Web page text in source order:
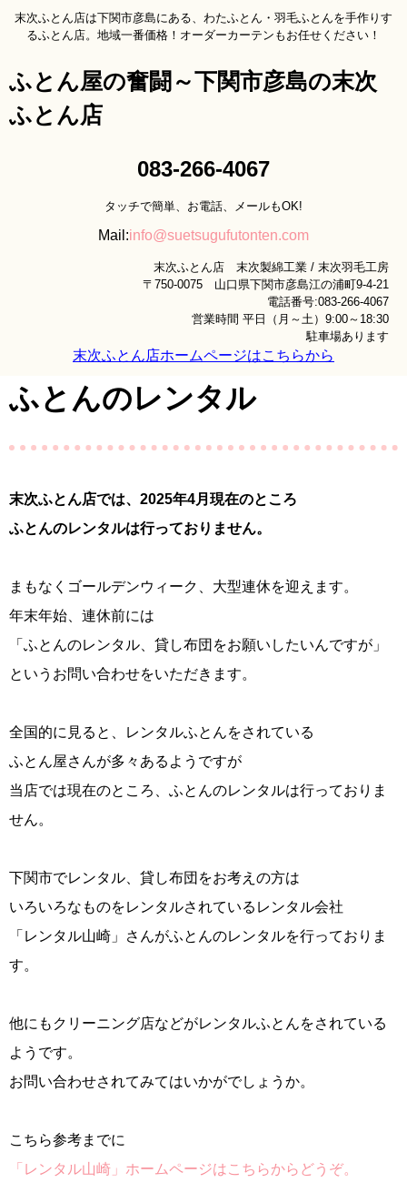
ふとん屋の奮闘～下関市彦島の末次
ふとん店
末次ふとん店は下関市彦島にある、わたふとん・羽毛ふとんを手作りす
るふとん店。地域一番価格！オーダーカーテンもお任せください！
083-266-4067
タッチで簡単、お電話、メールもOK!
Mail:info@suetsugufutonten.com
末次ふとん店 末次製綿工業 / 末次羽毛工房
〒750-0075 山口県下関市彦島江の浦町9-4-21
電話番号:083-266-4067
営業時間 平日（月～土）9:00～18:30
駐車場あります
末次ふとん店ホームページはこちらから
ふとんのレンタル
末次ふとん店では、2025年4月現在のところ
ふとんのレンタルは行っておりません。
まもなくゴールデンウィーク、大型連休を迎えます。
年末年始、連休前には
「ふとんのレンタル、貸し布団をお願いしたいんですが」
というお問い合わせをいただきます。
全国的に見ると、レンタルふとんをされている
ふとん屋さんが多々あるようですが
当店では現在のところ、ふとんのレンタルは行っておりま
せん。
下関市でレンタル、貸し布団をお考えの方は
いろいろなものをレンタルされているレンタル会社
「レンタル山崎」さんがふとんのレンタルを行っておりま
す。
他にもクリーニング店などがレンタルふとんをされている
ようです。
お問い合わせされてみてはいかがでしょうか。
こちら参考までに
「レンタル山崎」ホームページはこちらからどうぞ。